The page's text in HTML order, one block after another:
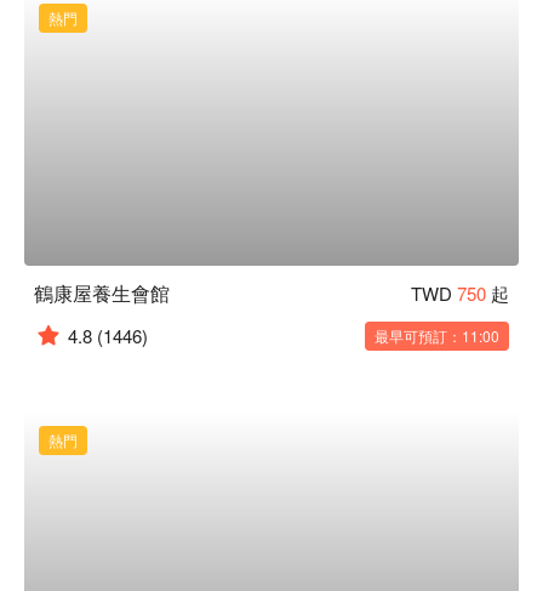
熱門
鶴康屋養生會館 TWD 750 起
4.8 (1446) 最早可預訂：11:00
熱門